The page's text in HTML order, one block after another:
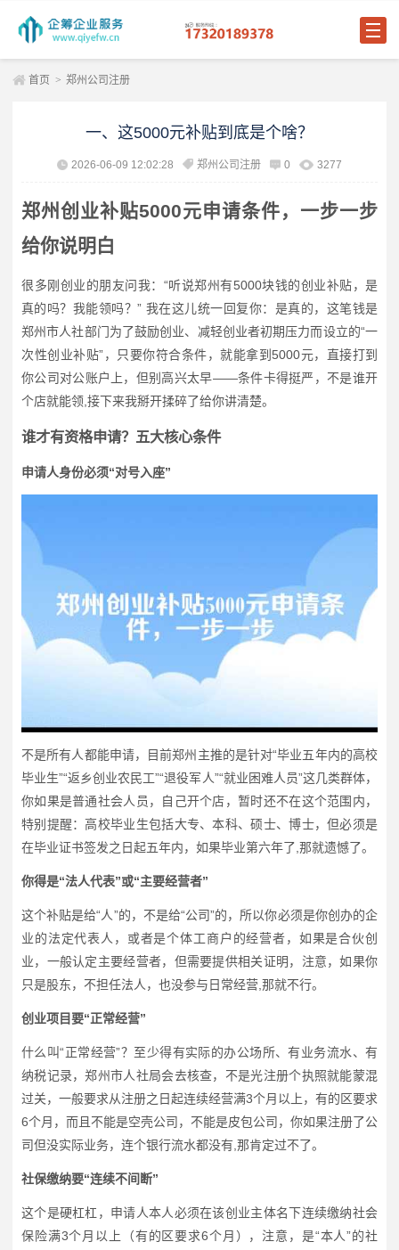
首页 > 郑州公司注册
一、这5000元补贴到底是个啥？
2026-06-09 12:02:28 郑州公司注册 0 3277
郑州创业补贴5000元申请条件，一步一步
给你说明白
很多刚创业的朋友问我：“听说郑州有5000块钱的创业补贴，是
真的吗？我能领吗？” 我在这儿统一回复你：是真的，这笔钱是
郑州市人社部门为了鼓励创业、减轻创业者初期压力而设立的“一
次性创业补贴”，只要你符合条件，就能拿到5000元，直接打到
你公司对公账户上，但别高兴太早——条件卡得挺严，不是谁开
个店就能领,接下来我掰开揉碎了给你讲清楚。
谁才有资格申请？五大核心条件
申请人身份必须“对号入座”
不是所有人都能申请，目前郑州主推的是针对“毕业五年内的高校
毕业生”“返乡创业农民工”“退役军人”“就业困难人员”这几类群体，
你如果是普通社会人员，自己开个店，暂时还不在这个范围内，
特别提醒：高校毕业生包括大专、本科、硕士、博士，但必须是
在毕业证书签发之日起五年内，如果毕业第六年了,那就遗憾了。
你得是“法人代表”或“主要经营者”
这个补贴是给“人”的，不是给“公司”的，所以你必须是你创办的企
业的法定代表人，或者是个体工商户的经营者，如果是合伙创
业，一般认定主要经营者，但需要提供相关证明，注意，如果你
只是股东，不担任法人，也没参与日常经营,那就不行。
创业项目要“正常经营”
什么叫“正常经营”？至少得有实际的办公场所、有业务流水、有
纳税记录，郑州市人社局会去核查，不是光注册个执照就能蒙混
过关，一般要求从注册之日起连续经营满3个月以上，有的区要求
6个月，而且不能是空壳公司，不能是皮包公司，你如果注册了公
司但没实际业务，连个银行流水都没有,那肯定过不了。
社保缴纳要“连续不间断”
这个是硬杠杠，申请人本人必须在该创业主体名下连续缴纳社会
保险满3个月以上（有的区要求6个月），注意，是“本人”的社